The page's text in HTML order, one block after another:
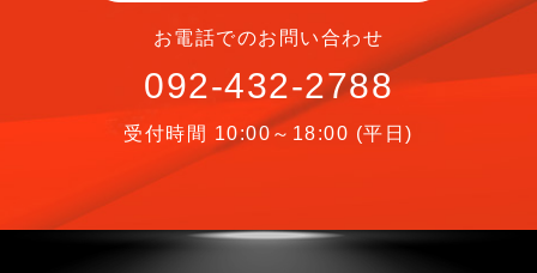
お電話でのお問い合わせ
092-432-2788
受付時間 10:00～18:00 (平日)